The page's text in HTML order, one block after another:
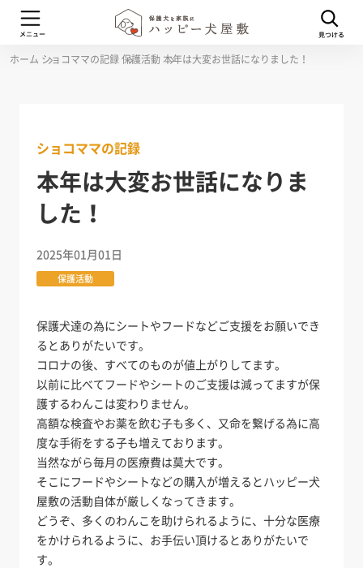
ホーム ショコママの記録保護活動 本年は大変お世話になりました！
ショコママの記録
本年は大変お世話になりま
した！
2025年01月01日
保護活動
保護犬達の為にシートやフードなどご支援をお願いでき
るとありがたいです。
コロナの後、すべてのものが値上がりしてます。
以前に比べてフードやシートのご支援は減ってますが保
護するわんこは変わりません。
高額な検査やお薬を飲む子も多く、又命を繋げる為に高
度な手術をする子も増えております。
当然ながら毎月の医療費は莫大です。
そこにフードやシートなどの購入が増えるとハッピー犬
屋敷の活動自体が厳しくなってきます。
どうぞ、多くのわんこを助けられるように、十分な医療
をかけられるように、お手伝い頂けるとありがたいで
す。